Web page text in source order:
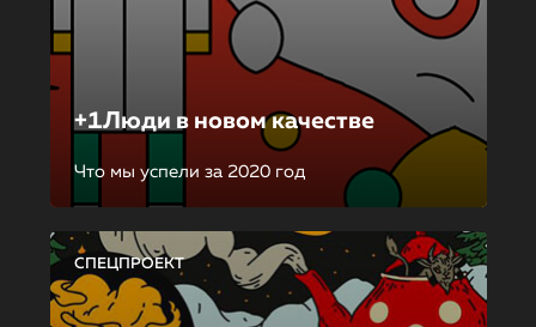
+1Люди в новом качестве
Что мы успели за 2020 год
СПЕЦПРОЕКТ